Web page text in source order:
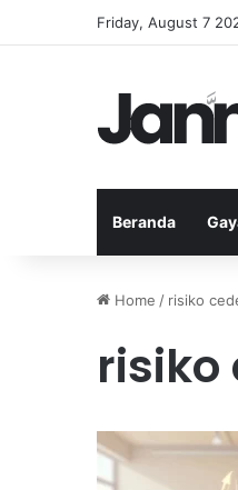
Friday, August 7
Beranda
Home / risiko
risiko